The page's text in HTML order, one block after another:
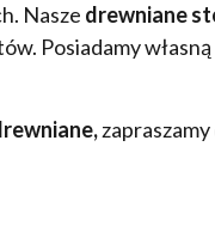
Nasze drewniane
Posiadamy
zapraszamy